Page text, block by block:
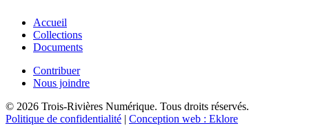
Accueil
Collections
Documents
Contribuer
Nous joindre
© 2026 Trois-Rivières Numérique. Tous droits réservés.
Politique de confidentialité
Conception web : Eklore